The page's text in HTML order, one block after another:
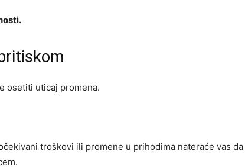
osetiti uticaj promena.
troškovi ili promene u prihodima nateraće vas da